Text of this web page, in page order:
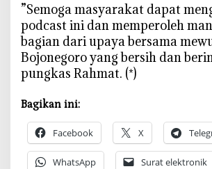
‎”Semoga masyarakat dapat
podcast ini dan memperoleh
bagian dari upaya bersama
Bojonegoro yang bersih dan
pungkas Rahmat. (*)
Bagikan ini:
Facebook X
WhatsApp Surat elektronik